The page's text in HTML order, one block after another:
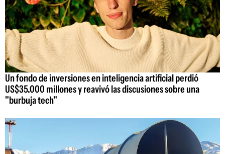
Un fondo de inversiones en inteligencia artificial perdió
US$35.000 millones y reavivó las discusiones sobre una
"burbuja tech"